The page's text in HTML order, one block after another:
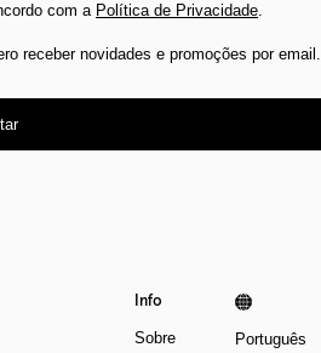
com a Política de Privacidade.
receber novidades e promoções por email.
Info
Sobre Português